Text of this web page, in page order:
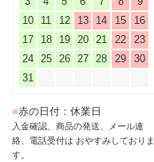
10
11 12 13 14 15
16
17
18 19 20 21 22
23
24
25 26 27 28 29
30
31
■赤の日付：休業日
入金確認、商品の発送、メール連
絡、電話受付は おやすみしておりま
す。